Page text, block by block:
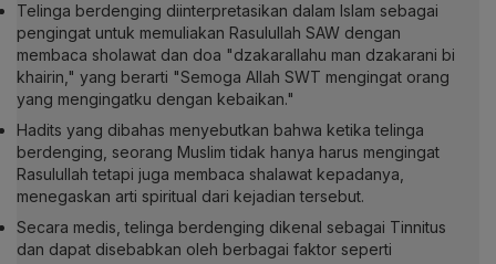
Telinga berdenging diinterpretasikan dalam Islam sebagai
pengingat untuk memuliakan Rasulullah SAW dengan
membaca sholawat dan doa "dzakarallahu man dzakarani bi
khairin," yang berarti "Semoga Allah SWT mengingat orang
yang mengingatku dengan kebaikan."
Hadits yang dibahas menyebutkan bahwa ketika telinga
berdenging, seorang Muslim tidak hanya harus mengingat
Rasulullah tetapi juga membaca shalawat kepadanya,
menegaskan arti spiritual dari kejadian tersebut.
Secara medis, telinga berdenging dikenal sebagai Tinnitus
dan dapat disebabkan oleh berbagai faktor seperti